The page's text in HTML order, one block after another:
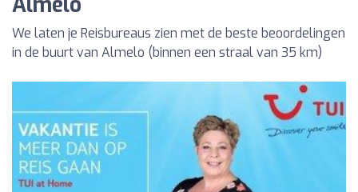
We laten je Reisbureaus zien met de beste beoordelingen
in de buurt van Almelo (binnen een straal van 35 km)